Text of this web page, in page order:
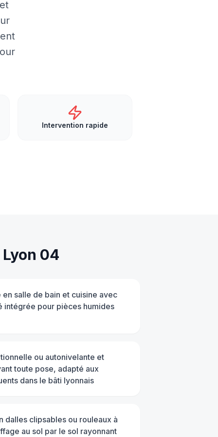
Intervention rapide
Lyon 04
salle de bain et cuisine avec
intégrée pour pièces humides
ou autonivelante et
toute pose, adapté aux
dans le bâti lyonnais
dalles clipsables ou rouleaux à
au sol par le sol rayonnant